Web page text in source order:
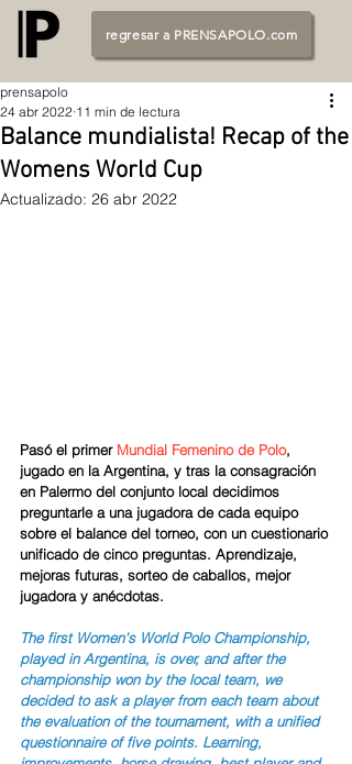
regresar a PRENSAPOLO.com
Balance mundialista! Recap of the
Womens World Cup
prensapolo
24 abr 2022 11 min de lectura
Actualizado: 26 abr 2022
Pasó el primer Mundial Femenino de Polo,
jugado en la Argentina, y tras la consagración
en Palermo del conjunto local decidimos
preguntarle a una jugadora de cada equipo
sobre el balance del torneo, con un cuestionario
unificado de cinco preguntas. Aprendizaje,
mejoras futuras, sorteo de caballos, mejor
jugadora y anécdotas.
The first Women's World Polo Championship,
played in Argentina, is over, and after the
championship won by the local team, we
decided to ask a player from each team about
the evaluation of the tournament, with a unified
questionnaire of five points. Learning,